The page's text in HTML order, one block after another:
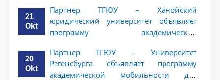
ТГЮУ
21
Okt
Партнер ТГЮУ – Ханойский
юридический университет объявляет
программу академической
20
Okt
Партнер ТГЮУ – Университет
Регенсбурга объявляет программу
академической мобильности для